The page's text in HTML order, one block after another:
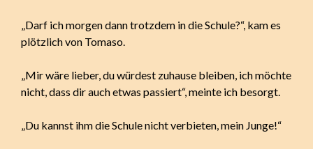
„Darf ich morgen dann trotzdem in die Schule?“, kam es
plötzlich von Tomaso.
„Mir wäre lieber, du würdest zuhause bleiben, ich möchte
nicht, dass dir auch etwas passiert“, meinte ich besorgt.
„Du kannst ihm die Schule nicht verbieten, mein Junge!“